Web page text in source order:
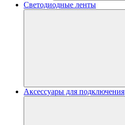
Светодиодные ленты
Аксессуары для подключения